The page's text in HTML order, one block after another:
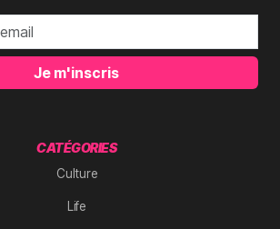
Je m'inscris
CATÉGORIES
Culture
Life